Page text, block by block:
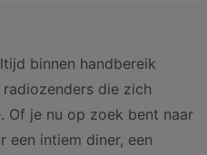
binnen handbereik
die zich
Of je nu op zoek bent naar
intiem diner, een